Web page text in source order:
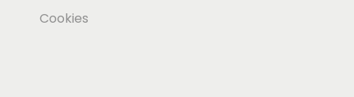
Cookies